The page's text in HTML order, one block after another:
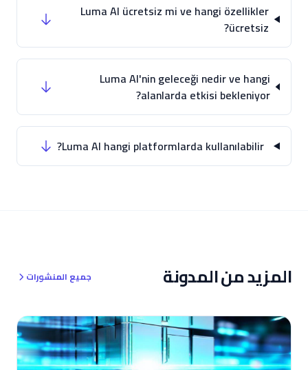
Luma AI ücretsiz mi ve hangi özellikler
ücretsiz?
Luma AI'nin geleceği nedir ve hangi
alanlarda etkisi bekleniyor?
Luma AI hangi platformlarda kullanılabilir?
المزيد من المدونة جميع المنشورات